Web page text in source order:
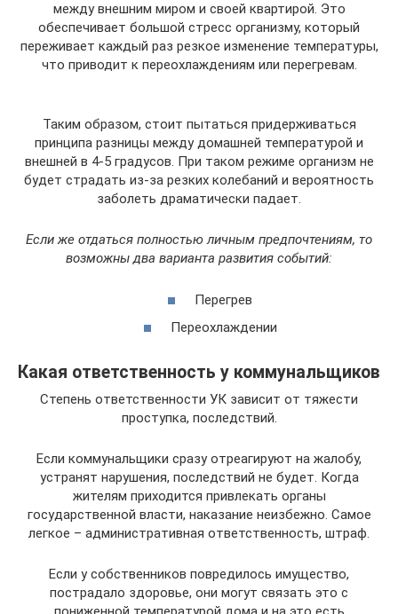
между внешним миром и своей квартирой. Это
обеспечивает большой стресс организму, который
переживает каждый раз резкое изменение температуры,
что приводит к переохлаждениям или перегревам.
Таким образом, стоит пытаться придерживаться
принципа разницы между домашней температурой и
внешней в 4-5 градусов. При таком режиме организм не
будет страдать из-за резких колебаний и вероятность
заболеть драматически падает.
Если же отдаться полностью личным предпочтениям, то
возможны два варианта развития событий:
Перегрев
Переохлаждении
Какая ответственность у коммунальщиков
Степень ответственности УК зависит от тяжести
проступка, последствий.
Если коммунальщики сразу отреагируют на жалобу,
устранят нарушения, последствий не будет. Когда
жителям приходится привлекать органы
государственной власти, наказание неизбежно. Самое
легкое – административная ответственность, штраф.
Если у собственников повредилось имущество,
пострадало здоровье, они могут связать это с